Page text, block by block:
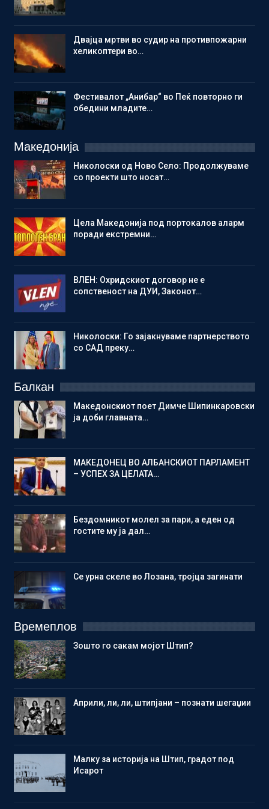
Двајца мртви во судир на противпожарни
хеликоптери во…
Фестивалот „Анибар“ во Пеќ повторно ги
обедини младите…
Македонија
Николоски од Ново Село: Продолжуваме
со проекти што носат…
Цела Македонија под портокалов аларм
поради екстремни…
ВЛЕН: Охридскиот договор не е
сопственост на ДУИ, Законот…
Николоски: Го зајакнуваме партнерството
со САД преку…
Балкан
Македонскиот поет Димче Шипинкаровски
ја доби главната…
МАКЕДОНЕЦ ВО АЛБАНСКИОТ ПАРЛАМЕНТ
– УСПЕХ ЗА ЦЕЛАТА…
Бездомникот молел за пари, а еден од
гостите му ја дал…
Се урна скеле во Лозана, тројца загинати
Времеплов
Зошто го сакам мојот Штип?
Aприли, ли, ли, штипјани – познати шегаџии
Малку за историја на Штип, градот под
Исарот